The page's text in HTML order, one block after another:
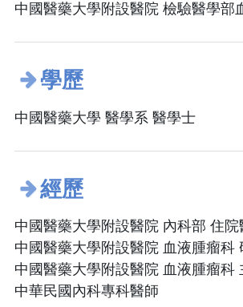
中國醫藥大學附設醫院 檢驗醫學部
學歷
中國醫藥大學 醫學系 醫學士
經歷
中國醫藥大學附設醫院 內科部 住院
中國醫藥大學附設醫院 血液腫瘤科
中國醫藥大學附設醫院 血液腫瘤科
中華民國內科專科醫師